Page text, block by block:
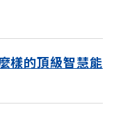
樣的頂級智慧能